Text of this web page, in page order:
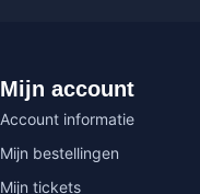
Mijn account
Account informatie
Mijn bestellingen
Mijn tickets